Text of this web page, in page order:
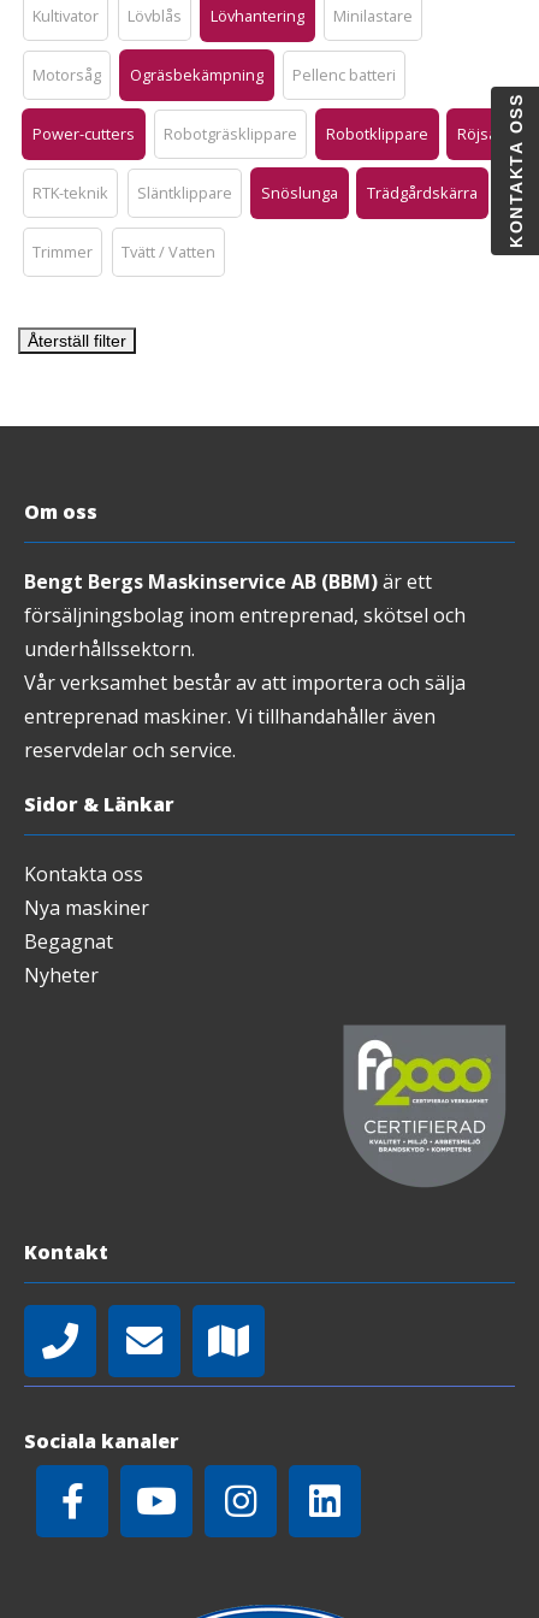
Kultivator Lövblås Lövhantering Minilastare
Motorsåg Ogräsbekämpning Pellenc batteri
Power-cutters Robotgräsklippare Robotklippare Röjsåg
RTK-teknik Släntklippare Snöslunga Trädgårdskärra
Trimmer Tvätt / Vatten
Återställ filter
Om oss
Bengt Bergs Maskinservice AB (BBM)är ett
försäljningsbolag inom entreprenad, skötsel och
underhållssektorn.
Vår verksamhet består av att importera och sälja
entreprenad maskiner. Vi tillhandahåller även
reservdelar och service.
Sidor & Länkar
Kontakta oss
Nya maskiner
Begagnat
Nyheter
Kontakt
Sociala kanaler
KONTAKTA OSS